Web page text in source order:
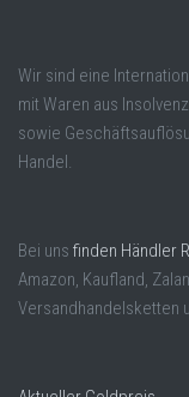
Wir sind eine
mit Waren aus
sowie
Handel.
Bei uns finden Händler
Amazon, Kaufland,
Versandhandelsketten